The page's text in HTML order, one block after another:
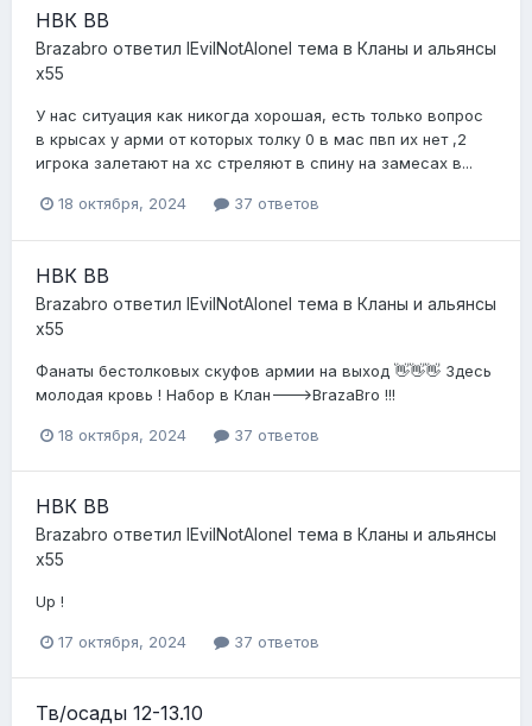
НВК BB
Brazabro ответил lEvilNotAlonel тема в Кланы и альянсы
x55
У нас ситуация как никогда хорошая, есть только вопрос
в крысах у арми от которых толку 0 в мас пвп их нет ,2
игрока залетают на хс стреляют в спину на замесах в...
18 октября, 2024 37 ответов
НВК BB
Brazabro ответил lEvilNotAlonel тема в Кланы и альянсы
x55
Фанаты бестолковых скуфов армии на выход 👋👋👋 Здесь
молодая кровь ! Набор в Клан--->BrazaBro !!!
18 октября, 2024 37 ответов
НВК BB
Brazabro ответил lEvilNotAlonel тема в Кланы и альянсы
x55
Up !
17 октября, 2024 37 ответов
Тв/осады 12-13.10